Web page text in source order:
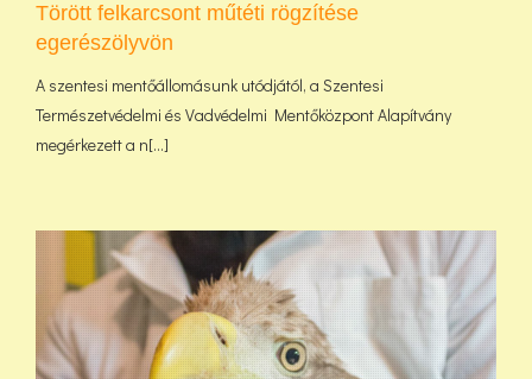
Törött felkarcsont műtéti rögzítése
egerészölyvön
A szentesi mentőállomásunk utódjától, a Szentesi
Természetvédelmi és Vadvédelmi Mentőközpont Alapítvány
megérkezett a n[...]